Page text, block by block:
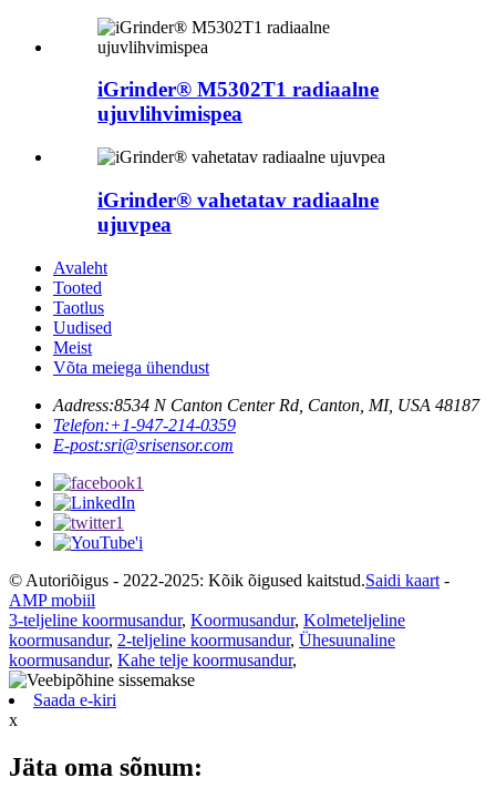
iGrinder® M5302T1 radiaalne
ujuvlihvimispea
iGrinder® vahetatav radiaalne
ujuvpea
Avaleht
Tooted
Taotlus
Uudised
Meist
Võta meiega ühendust
Aadress:8534 N Canton Center Rd, Canton, MI, USA 48187
Telefon:+1-947-214-0359
E-post:sri@srisensor.com
© Autoriõigus - 2022-2025: Kõik õigused kaitstud.Saidi kaart -
AMP mobiil
3-teljeline koormusandur, Koormusandur, Kolmeteljeline
koormusandur, 2-teljeline koormusandur, Ühesuunaline
koormusandur, Kahe telje koormusandur,
Saada e-kiri
x
Jäta oma sõnum: